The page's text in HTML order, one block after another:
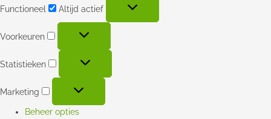
Functioneel Altijd actief
Voorkeuren
Statistieken
Marketing
Beheer opties